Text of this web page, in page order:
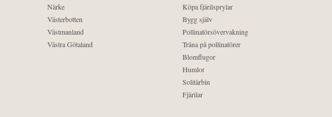
Närke
Västerbotten
Västmanland
Västra Götaland
Köpa fjärilsprylar
Bygg själv
Pollinatörsövervakning
Träna på pollinatörer
Blomflugor
Humlor
Solitärbin
Fjärilar